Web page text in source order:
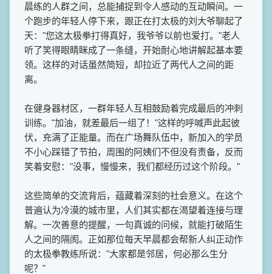
晨练的人群之间，总能捕捉到令人感动的互动瞬间。一
个跑步的年轻人停下来，跟正在打太极的刘大爷聊起了
天："您这太极拳打得真好，我爷爷以前也爱打。"老人
听了笑得眼睛眯成了一条缝，开始耐心地讲解起基本要
领。这样的对话虽然简短，却拉近了两代人之间的距
离。
在健身器材区，一群年轻人互相鼓励着完成最后的冲刺
训练。"加油，就差最后一组了！"这样的呼喊声此起彼
伏，充满了正能量。而在广场舞队伍中，新加入的学员
不小心踩错了节拍，周围的阿姨们不但没有责备，反而
笑着安慰："没事，慢慢来，我们都经历过这个阶段。"
这些简单的交流背后，蕴藏着深刻的社会意义。在这个
普遍认为冷漠的城市里，人们其实都在渴望着连接与理
解。一次善意的提醒，一句真诚的问候，就能打破陌生
人之间的隔阂。正如那位每天早晨都会帮新人纠正动作
的太极拳教练所说："大家都是邻居，何必那么生分
呢？"